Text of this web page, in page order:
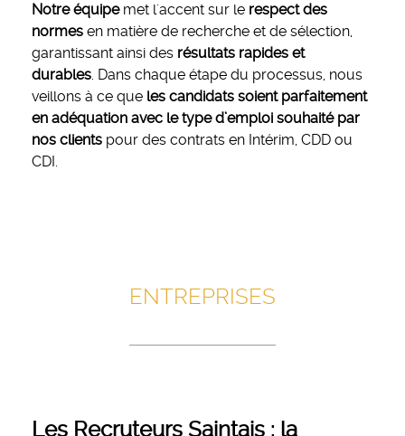
Notre équipe met l'accent sur le respect des
normes en matière de recherche et de sélection,
garantissant ainsi des résultats rapides et
durables. Dans chaque étape du processus, nous
veillons à ce que les candidats soient parfaitement
en adéquation avec le type d’emploi souhaité par
nos clients pour des contrats en Intérim, CDD ou
CDI.
ENTREPRISES
Les Recruteurs Saintais : la